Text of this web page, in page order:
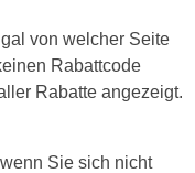
von welcher Seite
Rabattcode
Rabatte angezeigt.
Sie sich nicht